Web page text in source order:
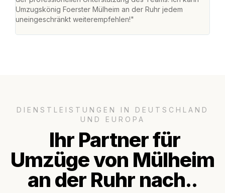
Umzugskönig Foerster Mülheim an der Ruhr jedem
uneingeschränkt weiterempfehlen!"
DIENSTLEISTUNGEN IN DEUTSCHLAND
UND EUROPA
Ihr Partner für
Umzüge von Mülheim
an der Ruhr nach..